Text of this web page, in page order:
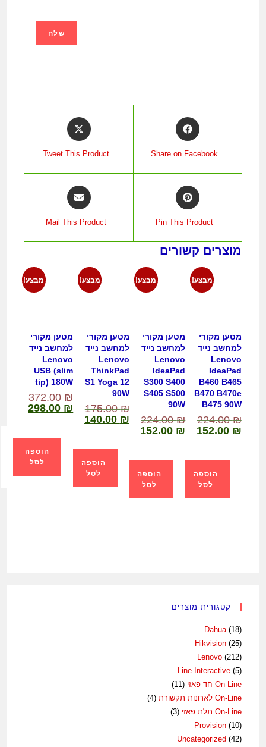
Share on Facebook
Tweet This Product
Pin This Product
Mail This Product
מוצרים קשורים
מבצע!
מטען מקורי
למחשב נייד
Lenovo
IdeaPad
B460 B465
B470 B470e
B475 90W
224.00₪
152.00 ₪
הוספה
לסל
מבצע!
מטען מקורי
למחשב נייד
Lenovo
IdeaPad
S300 S400
S405 S500
90W
224.00₪
152.00 ₪
הוספה
לסל
מבצע!
מטען מקורי
למחשב נייד
Lenovo
ThinkPad
S1 Yoga 12
90W
175.00₪
140.00 ₪
הוספה
לסל
מבצע!
מטען מקורי
למחשב נייד
Lenovo
USB (slim
tip) 180W
372.00₪
298.00 ₪
הוספה
לסל
קטגורית מוצרים
Dahua (18)
Hikvision (25)
Lenovo (212)
Line-Interactive (5)
On-Line חד פאזי
(11)
On-Line לארונות תקשורת
(4)
On-Line תלת פאזי
(3)
Provision (10)
Uncategorized (42)